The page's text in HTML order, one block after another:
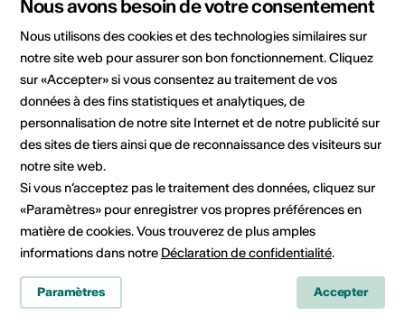
Plus d'informations
Type de projet Visite et activité pédagogique
Lieu de
l'activité
Rue de Lausanne 45, CP 632
1951 Sion
Prestataire
Médiathèque Valais - Sion
Nous avons besoin de votre consentement
Nous utilisons des cookies et des technologies similaires sur
notre site web pour assurer son bon fonctionnement. Cliquez
sur «Accepter» si vous consentez au traitement de vos
données à des fins statistiques et analytiques, de
personnalisation de notre site Internet et de notre publicité sur
des sites de tiers ainsi que de reconnaissance des visiteurs sur
notre site web.
Si vous n’acceptez pas le traitement des données, cliquez sur
«Paramètres» pour enregistrer vos propres préférences en
matière de cookies. Vous trouverez de plus amples
informations dans notre Déclaration de confidentialité.
Paramètres Accepter